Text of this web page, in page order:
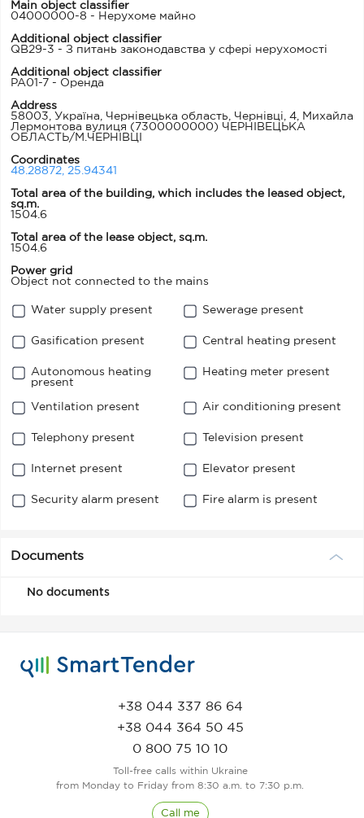
Main object classifier
04000000-8 - Нерухоме майно
Additional object classifier
QB29-3 - З питань законодавства у сфері нерухомості
Additional object classifier
PA01-7 - Оренда
Address
58003, Україна, Чернівецька область, Чернівці, 4, Михайла
Лермонтова вулиця (7300000000) ЧЕРНІВЕЦЬКА
ОБЛАСТЬ/М.ЧЕРНІВЦІ
Coordinates
48.28872, 25.94341
Total area of ​​the building, which includes the leased object,
sq.m.
1504.6
Total area of the lease object, sq.m.
1504.6
Power grid
Object not connected to the mains
Water supply present Sewerage present
Gasification present Central heating present
Autonomous heating
present
Heating meter present
Ventilation present Air conditioning present
Telephony present Television present
Internet present Elevator present
Security alarm present Fire alarm is present
Documents
No documents
+38 044 337 86 64
+38 044 364 50 45
0 800 75 10 10
Toll-free calls within Ukraine
from Monday to Friday from 8:30 a.m. to 7:30 p.m.
Call me